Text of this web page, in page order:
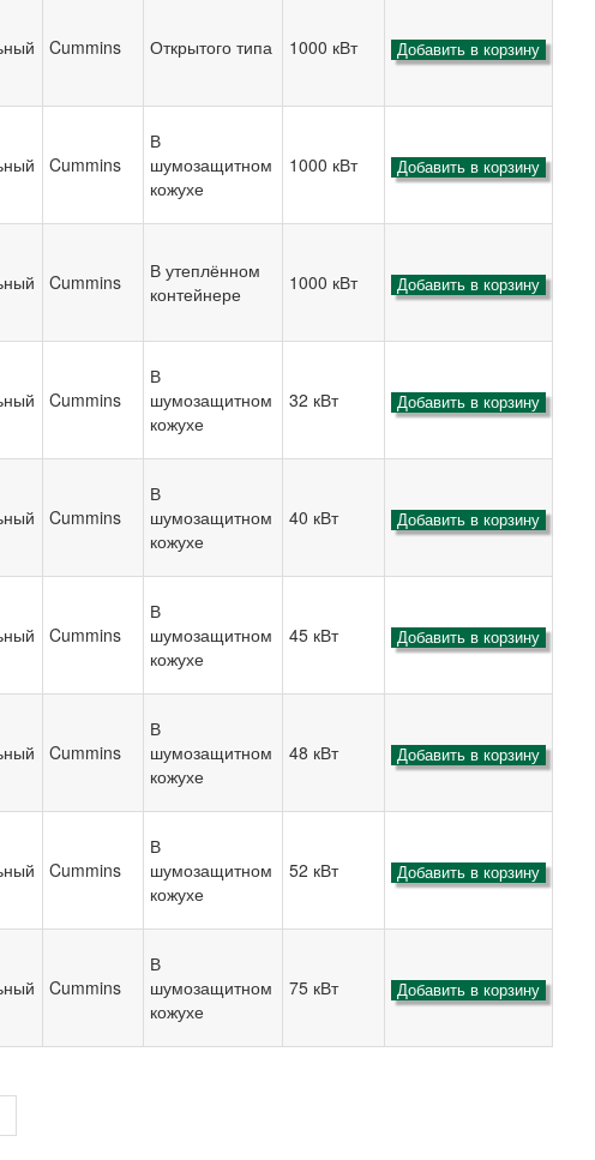
Cummins Открытого типа 1000 кВт Добавить в корзину
Cummins
В
шумозащитном
кожухе
1000 кВт Добавить в корзину
Cummins
В утеплённом
контейнере
1000 кВт Добавить в корзину
Cummins
В
шумозащитном
кожухе
32 кВт Добавить в корзину
Cummins
В
шумозащитном
кожухе
40 кВт Добавить в корзину
Cummins
В
шумозащитном
кожухе
45 кВт Добавить в корзину
Cummins
В
шумозащитном
кожухе
48 кВт Добавить в корзину
Cummins
В
шумозащитном
кожухе
52 кВт Добавить в корзину
Cummins
В
шумозащитном
кожухе
75 кВт Добавить в корзину